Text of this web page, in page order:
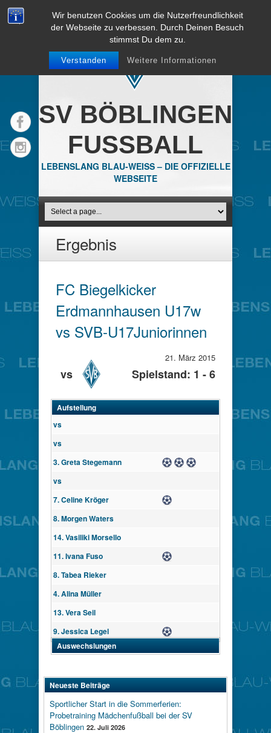
Wir benutzen Cookies um die Nutzerfreundlichkeit
der Webseite zu verbessen. Durch Deinen Besuch
stimmst Du dem zu.
Verstanden Weitere Informationen
SV BÖBLINGEN
FUSSBALL
LEBENSLANG BLAU-WEISS – DIE OFFIZIELLE
WEBSEITE
Ergebnis
FC Biegelkicker
Erdmannhausen U17w
vs SVB-U17Juniorinnen
vs
21. März 2015
Spielstand: 1 - 6
Aufstellung
vs
vs
3. Greta Stegemann
Tor Tor
vs
7. Celine Kröger
Tor
8. Morgen Waters
14. Vasiliki Morsello
11. Ivana FusoTor
8. Tabea Rieker
4. Alina Müller
13. Vera Seil
9. Jessica Legel
Tor
Auswechslungen
Neueste Beiträge
Sportlicher Start in die Sommerferien:
Probetraining Mädchenfußball bei der SV
Böblingen 22. Juli 2026